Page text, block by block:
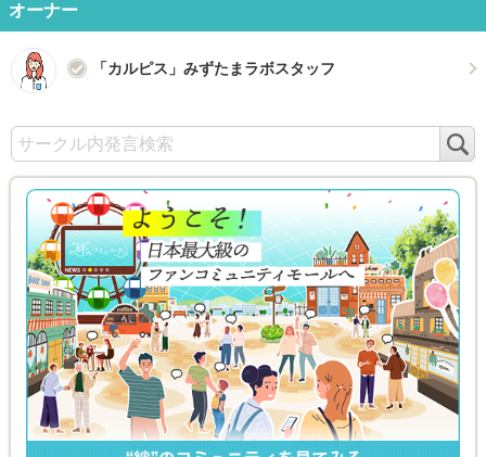
オーナー
「カルピス」みずたまラボスタッフ